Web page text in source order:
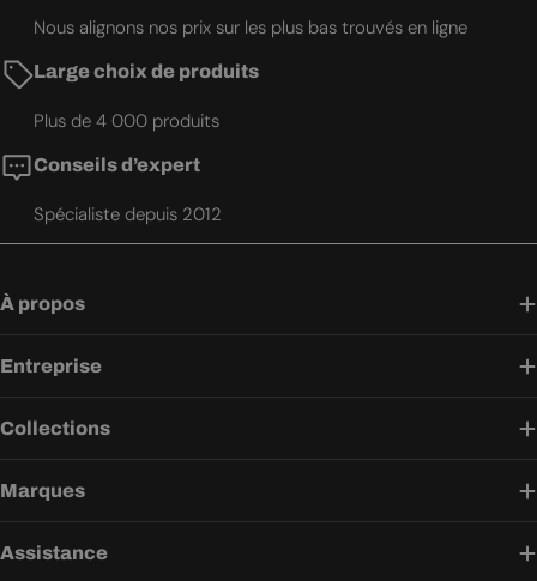
Nous alignons nos prix sur les plus bas trouvés en ligne
Large choix de produits
Plus de 4 000 produits
Conseils d’expert
Spécialiste depuis 2012
À propos
Entreprise
Collections
Marques
Assistance